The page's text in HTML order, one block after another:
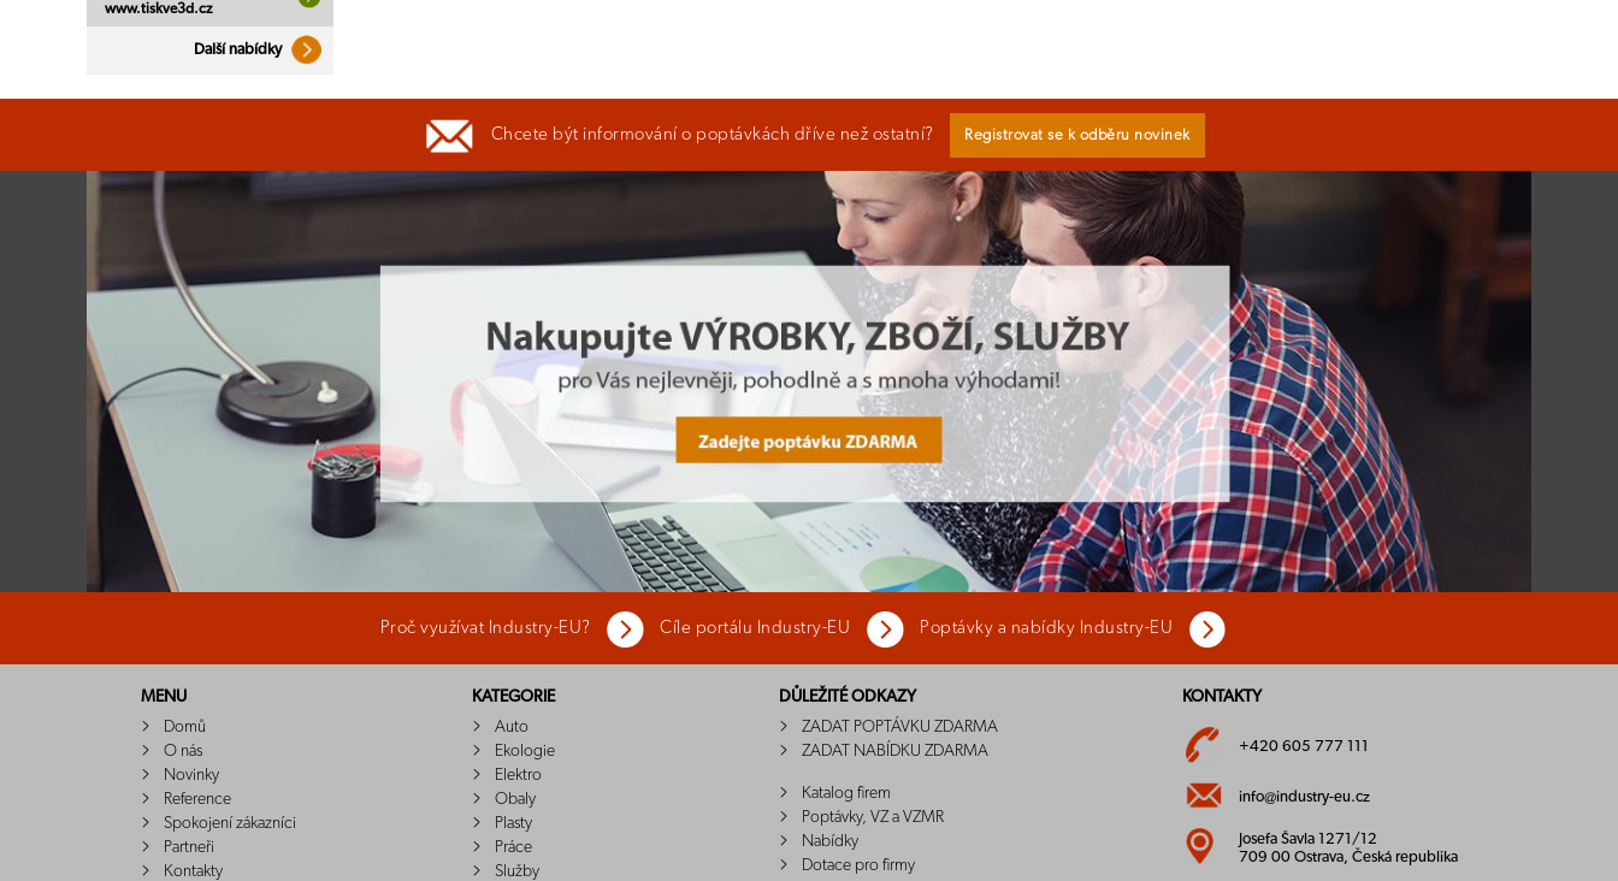
www.tiskve3d.cz
Další nabídky
Chcete být informování o poptávkách dříve než ostatní? Registrovat se k odběru novinek
Proč využívat Industry-EU? Cíle portálu Industry-EU Poptávky a nabídky Industry-EU
MENU
Domů
O nás
Novinky
Reference
Spokojení zákazníci
Partneři
Kontakty
KATEGORIE
Auto
Ekologie
Elektro
Obaly
Plasty
Práce
Služby
DŮLEŽITÉ ODKAZY
ZADAT POPTÁVKU ZDARMA
ZADAT NABÍDKU ZDARMA
Katalog firem
Poptávky, VZ a VZMR
Nabídky
Dotace pro firmy
KONTAKTY
+420 605 777 111
info@industry-eu.cz
Josefa Šavla 1271/12
709 00 Ostrava, Česká republika